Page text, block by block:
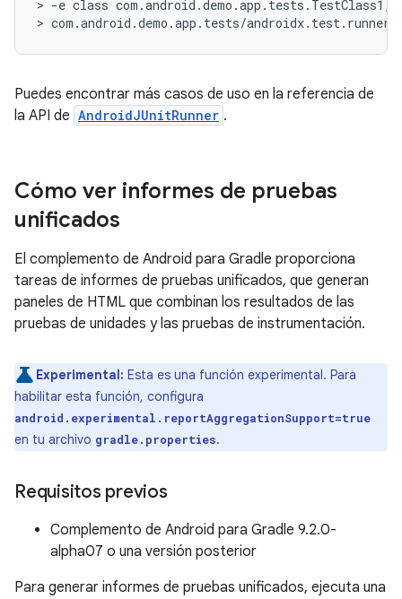
> -e class
> com.android.demo.app.tests/
Puedes encontrar más casos de uso en la referencia de
la API de AndroidJUnitRunner .
Cómo ver informes de pruebas
unificados
El complemento de Android para Gradle proporciona
tareas de informes de pruebas unificados, que generan
paneles de HTML que combinan los resultados de las
pruebas de unidades y las pruebas de instrumentación.
Experimental: Esta es una función experimental. Para
habilitar esta función, configura
android.experimental.reportAggregationSupport=true
en tu archivo gradle.properties.
Requisitos previos
Complemento de Android para Gradle 9.2.0-
alpha07 o una versión posterior
Para generar informes de pruebas unificados, ejecuta una